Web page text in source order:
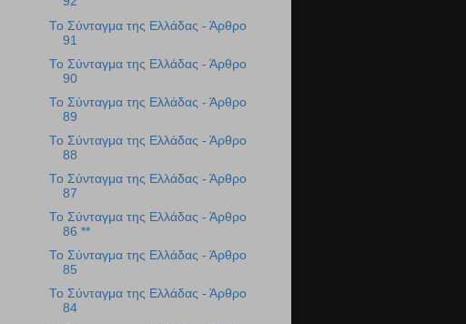
Το Σύνταγμα της Ελλάδας - Άρθρο
91
Το Σύνταγμα της Ελλάδας - Άρθρο
90
Το Σύνταγμα της Ελλάδας - Άρθρο
89
Το Σύνταγμα της Ελλάδας - Άρθρο
88
Το Σύνταγμα της Ελλάδας - Άρθρο
87
Το Σύνταγμα της Ελλάδας - Άρθρο
86 **
Το Σύνταγμα της Ελλάδας - Άρθρο
85
Το Σύνταγμα της Ελλάδας - Άρθρο
84